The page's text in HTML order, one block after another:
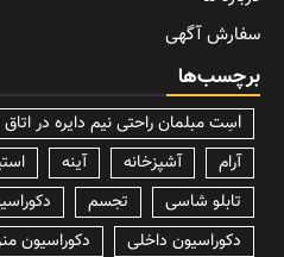
سفارش آگهی
برچسب‌ها
lسِت مبلمان راحتی نیم دایره در اتاق نشیمن و پذیرایی
آرام
آشپزخانه آینه
تابلو شاسی
تجسم
دکوراسیون داخلی
دکوراسیون